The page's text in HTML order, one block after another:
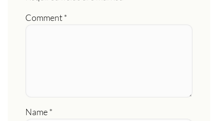
Comment*
Name*